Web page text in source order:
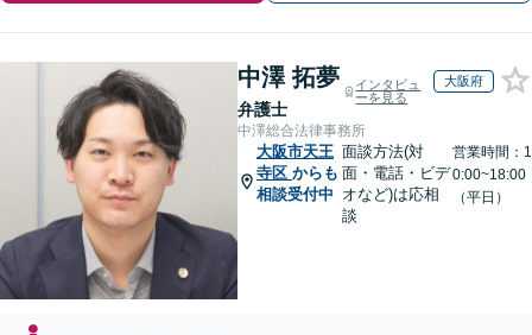
中澤 拓夢
弁護士
インタビュ
ーを見る
大阪府
中澤総合法律事務所
大阪市天王
寺区 からも
相談受付中
面談方法(対
面・電話・ビデ
オなど)は応相
談
営業時間：1
0:00~18:00
（平日）